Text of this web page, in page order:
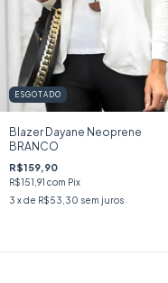
ESGOTADO
Blazer Dayane Neoprene
BRANCO
R$159,90
R$151,91 com Pix
3 x de R$53,30 sem juros